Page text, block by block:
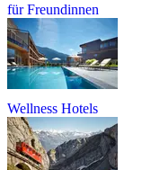
für Freundinnen
Wellness Hotels